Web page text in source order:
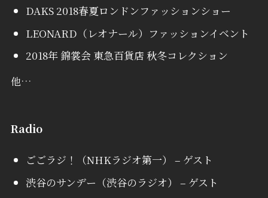
DAKS 2018春夏ロンドンファッションショー
LEONARD（レオナール）ファッションイベント
2018年 錦裳会 東急百貨店 秋冬コレクション
他…
Radio
ごごラジ！（NHKラジオ第一） – ゲスト
渋谷のサンデー（渋谷のラジオ） – ゲスト